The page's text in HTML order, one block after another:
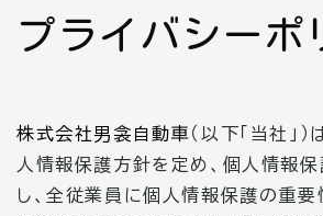
プライバシーポ
株式会社男衾自動車（以下「当社」
人情報保護方針を定め、個人情報
し、全従業員に個人情報保護の重